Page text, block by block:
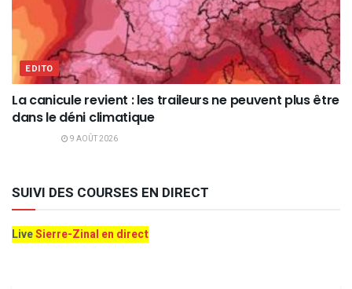
EDITO
La canicule revient : les traileurs ne peuvent plus être
dans le déni climatique
9 AOÛT 2026
SUIVI DES COURSES EN DIRECT
LiveSierre-Zinal en direct